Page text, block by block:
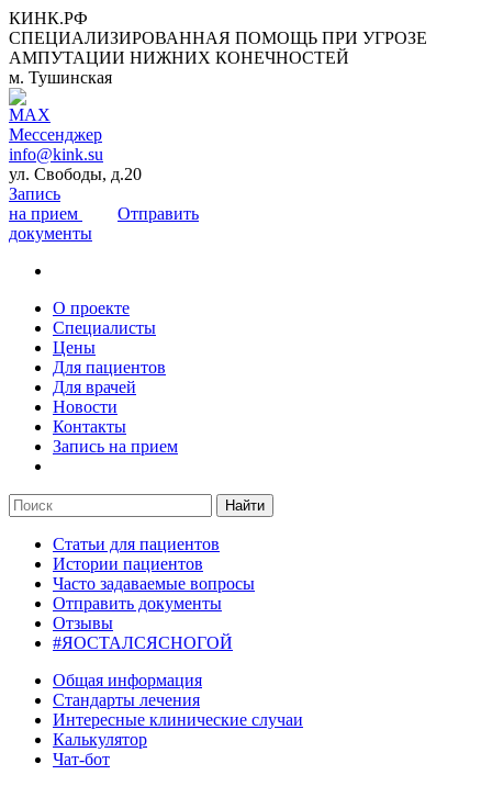
КИНК.РФ
СПЕЦИАЛИЗИРОВАННАЯ ПОМОЩЬ ПРИ УГРОЗЕ
АМПУТАЦИИ НИЖНИХ КОНЕЧНОСТЕЙ
м. Тушинская
info@kink.su
ул. Свободы, д.20
Запись
на прием
Отправить
документы
О проекте
Специалисты
Цены
Для пациентов
Для врачей
Новости
Контакты
Запись на прием
Найти
Статьи для пациентов
Истории пациентов
Часто задаваемые вопросы
Отправить документы
Отзывы
#ЯОСТАЛСЯСНОГОЙ
Общая информация
Стандарты лечения
Интересные клинические случаи
Калькулятор
Чат-бот